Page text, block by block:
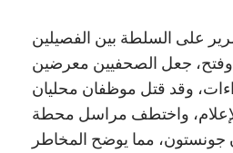
على السلطة بين الفصيلين
جعل الصحفيين معرضين
وقد قتل موظفان محليان
واختطف مراسل محطة
جونستون، مما يوضح المخاطر